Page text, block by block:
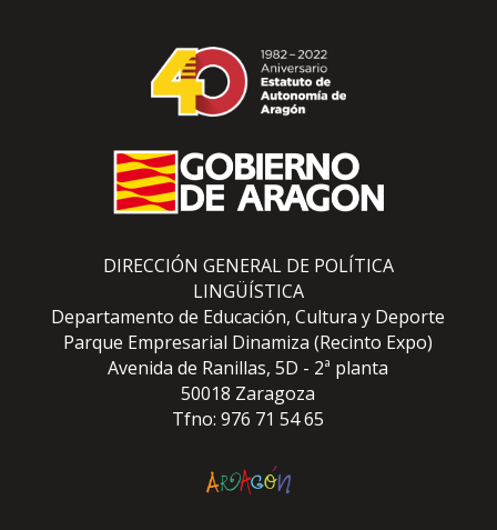
DIRECCIÓN GENERAL DE POLÍTICA
LINGÜÍSTICA
Departamento de Educación, Cultura y Deporte
Parque Empresarial Dinamiza (Recinto Expo)
Avenida de Ranillas, 5D - 2ª planta
50018 Zaragoza
Tfno: 976 71 54 65